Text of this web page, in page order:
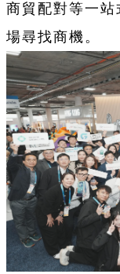
商貿配對等一
場尋找商機。